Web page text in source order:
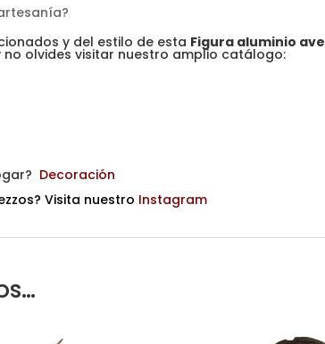
y del estilo de esta Figura aluminio ave
no olvides visitar nuestro amplio catálogo:
Decoración
Visita nuestro Instagram